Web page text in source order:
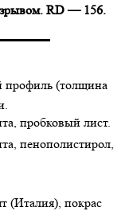
RD — 156.
профиль (толщина
пробковый лист.
пенополистирол,
(Италия), покрас